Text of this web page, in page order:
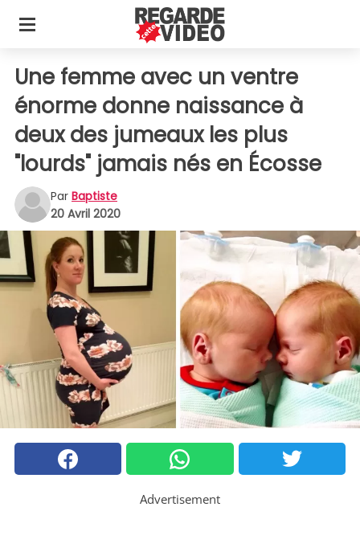
Une femme avec un ventre
énorme donne naissance à
deux des jumeaux les plus
"lourds" jamais nés en Écosse
Par Baptiste
20 Avril 2020
Advertisement